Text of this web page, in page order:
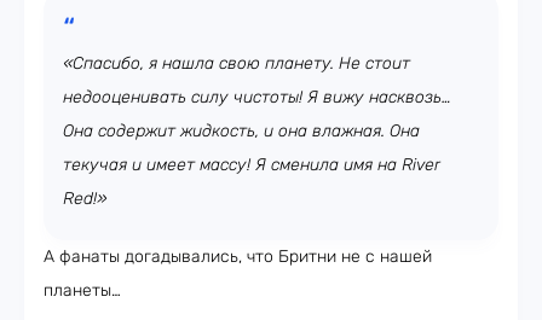
«Спасибо, я нашла свою планету. Не стоит
недооценивать силу чистоты! Я вижу насквозь…
Она содержит жидкость, и она влажная. Она
текучая и имеет массу! Я сменила имя на River
Red!»
А фанаты догадывались, что Бритни не с нашей
планеты…